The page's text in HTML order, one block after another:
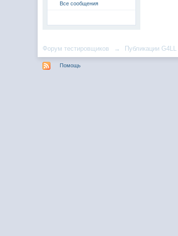
Все сообщения
Форум тестировщиков → Публикации G4LL
Помощь